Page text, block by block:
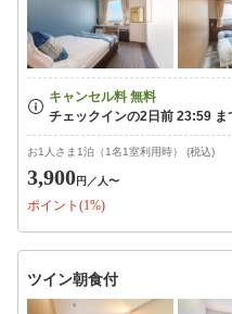
お1人さま1泊（1名1室利用時） (税込)
3,900円 ／人〜
ポイント(1%)
ツイン朝食付